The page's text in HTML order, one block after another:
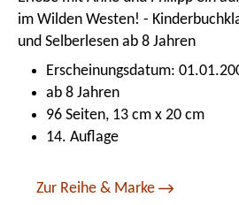
im Wilden Westen! -
und Selberlesen ab 8 Jahren
Erscheinungsdatum:
ab 8 Jahren
96 Seiten, 13 cm x 20 cm
14. Auflage
Zur Reihe & Marke